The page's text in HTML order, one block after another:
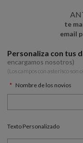
te
email
Personaliza con tus
encargamos nosotros)
(Los campos con asterísco son
Nombre de los novios
Texto Personalizado